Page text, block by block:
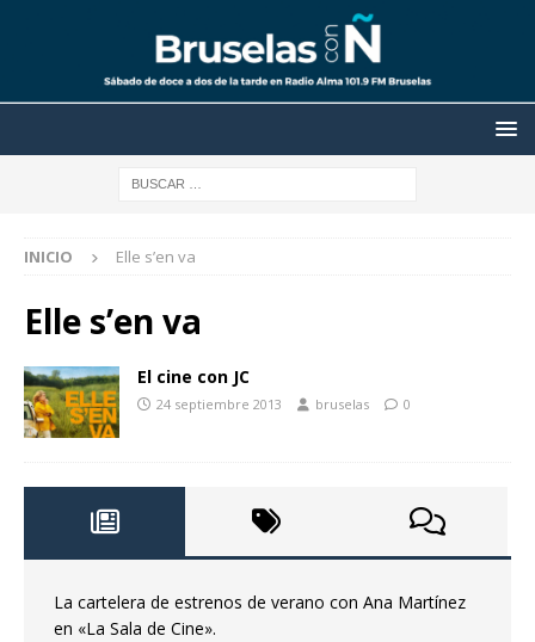
INICIO Elle s’en va
Elle s’en va
El cine con JC
24 septiembre 2013 bruselas 0
La cartelera de estrenos de verano con Ana Martínez
en «La Sala de Cine».